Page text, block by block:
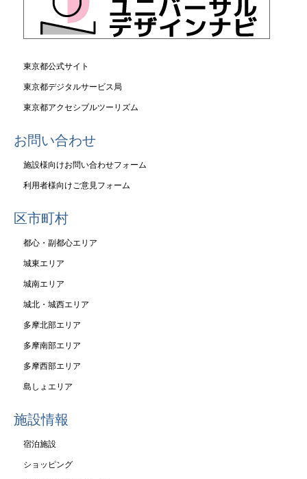
東京都公式サイト
東京都デジタルサービス局
東京都アクセシブルツーリズム
お問い合わせ
施設様向けお問い合わせフォーム
利用者様向けご意見フォーム
区市町村
都心・副都心エリア
城東エリア
城南エリア
城北・城西エリア
多摩北部エリア
多摩南部エリア
多摩西部エリア
島しょエリア
施設情報
宿泊施設
ショッピング